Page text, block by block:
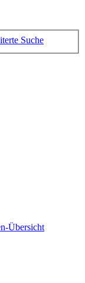
Suche
Übersicht